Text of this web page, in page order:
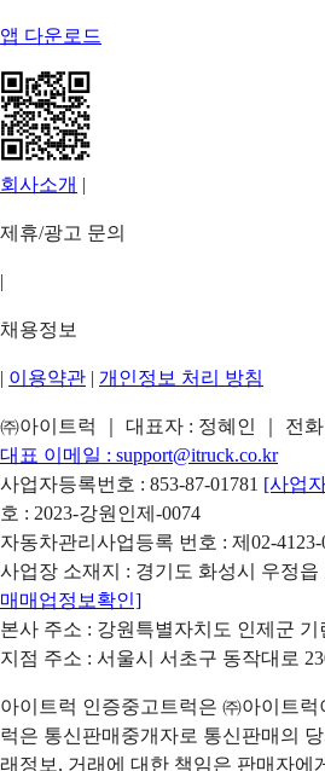
앱 다운로드
회사소개 |
제휴/광고 문의
|
채용정보
| 이용약관 | 개인정보 처리 방침
㈜아이트럭 ｜ 대표자 : 정혜인 ｜ 전
대표 이메일 : support@itruck.co.kr
사업자등록번호 : 853-87-01781 [사업
호 : 2023-강원인제-0074
자동차관리사업등록 번호 : 제02-
사업장 소재지 : 경기도 화성시 우정읍
매매업정보확인]
본사 주소 : 강원특별자치도 인제군 기
지점 주소 : 서울시 서초구 동작대로
아이트럭 인증중고트럭은 ㈜아이트
럭은 통신판매중개자로 통신판매의
래정보, 거래에 대한 책임은 판매자에